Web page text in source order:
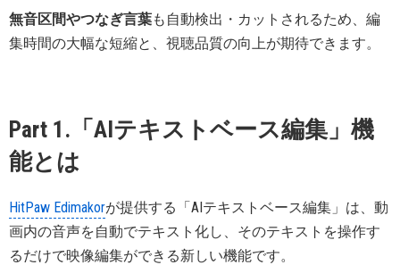
無音区間やつなぎ言葉も自動検出・カットされるため、編
集時間の大幅な短縮と、視聴品質の向上が期待できます。
Part 1.「AIテキストベース編集」機
能とは
HitPaw Edimakorが提供する「AIテキストベース編集」は、動
画内の音声を自動でテキスト化し、そのテキストを操作す
るだけで映像編集ができる新しい機能です。